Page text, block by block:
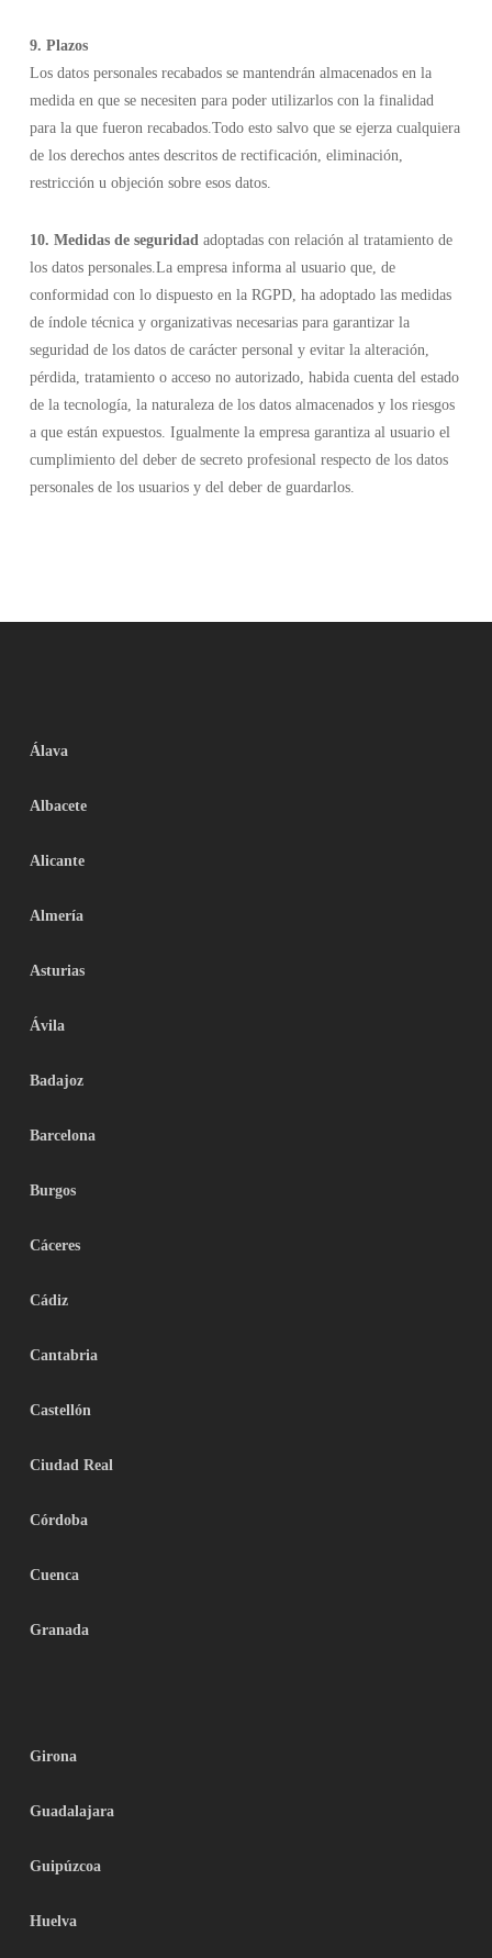
9. Plazos
Los datos personales recabados se mantendrán almacenados en la
medida en que se necesiten para poder utilizarlos con la finalidad
para la que fueron recabados.Todo esto salvo que se ejerza cualquiera
de los derechos antes descritos de rectificación, eliminación,
restricción u objeción sobre esos datos.
10. Medidas de seguridad adoptadas con relación al tratamiento de
los datos personales.La empresa informa al usuario que, de
conformidad con lo dispuesto en la RGPD, ha adoptado las medidas
de índole técnica y organizativas necesarias para garantizar la
seguridad de los datos de carácter personal y evitar la alteración,
pérdida, tratamiento o acceso no autorizado, habida cuenta del estado
de la tecnología, la naturaleza de los datos almacenados y los riesgos
a que están expuestos. Igualmente la empresa garantiza al usuario el
cumplimiento del deber de secreto profesional respecto de los datos
personales de los usuarios y del deber de guardarlos.
Álava
Albacete
Alicante
Almería
Asturias
Ávila
Badajoz
Barcelona
Burgos
Cáceres
Cádiz
Cantabria
Castellón
Ciudad Real
Córdoba
Cuenca
Granada
Girona
Guadalajara
Guipúzcoa
Huelva